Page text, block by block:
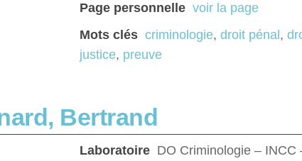
Page personnelle voir la page
Mots clés criminologie, droit pénal ,
justice, preuve
Bertrand
Laboratoire DO Criminologie – INCC